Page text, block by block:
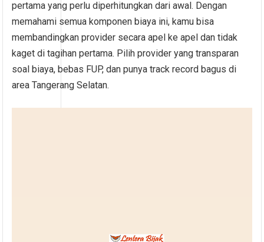
pertama yang perlu diperhitungkan dari awal. Dengan
memahami semua komponen biaya ini, kamu bisa
membandingkan provider secara apel ke apel dan tidak
kaget di tagihan pertama. Pilih provider yang transparan
soal biaya, bebas FUP, dan punya track record bagus di
area Tangerang Selatan.